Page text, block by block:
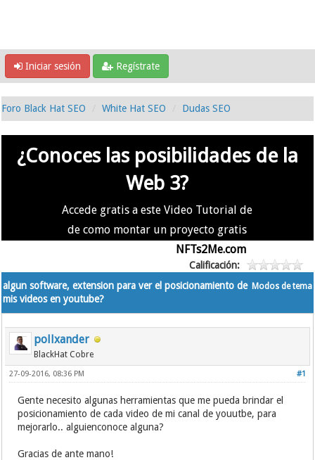
Iniciar sesión Regístrate
Foro Black Hat SEO White Hat SEO Dudas SEO
¿Conoces las posibilidades de la
Web 3?
Accede gratis a este Video Tutorial de
de como montar un proyecto gratis
NFTs2Me.com
Calificación:
Modos de tema
algun software, extension para ver el posicionamiento de
mis videos en youtube?
pollxander
BlackHat Cobre
#1
27-09-2016, 08:36 PM
Gente necesito algunas herramientas que me pueda brindar el
posicionamiento de cada video de mi canal de youutbe, para
mejorarlo.. alguienconoce alguna?
Gracias de ante mano!